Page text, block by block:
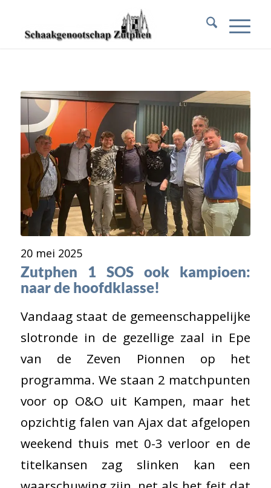
20 mei 2025
Zutphen 1 SOS ook kampioen:
naar de hoofdklasse!
Vandaag staat de gemeenschappelijke
slotronde in de gezellige zaal in Epe
van de Zeven Pionnen op het
programma. We staan 2 matchpunten
voor op O&O uit Kampen, maar het
opzichtig falen van Ajax dat afgelopen
weekend thuis met 0-3 verloor en de
titelkansen zag slinken kan een